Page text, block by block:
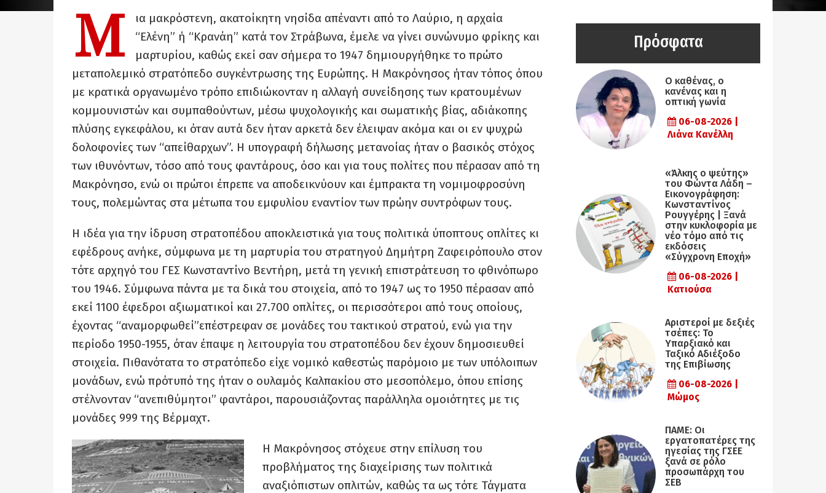
Μ
ια μακρόστενη, ακατοίκητη νησίδα απέναντι από το Λαύριο, η αρχαία
“Ελένη” ή “Κρανάη” κατά τον Στράβωνα, έμελε να γίνει συνώνυμο φρίκης και
μαρτυρίου, καθώς εκεί σαν σήμερα το 1947 δημιουργήθηκε το πρώτο
μεταπολεμικό στρατόπεδο συγκέντρωσης της Ευρώπης. Η Μακρόνησος ήταν τόπος όπου
με κρατικά οργανωμένο τρόπο επιδιώκονταν η αλλαγή συνείδησης των κρατουμένων
κομμουνιστών και συμπαθούντων, μέσω ψυχολογικής και σωματικής βίας, αδιάκοπης
πλύσης εγκεφάλου, κι όταν αυτά δεν ήταν αρκετά δεν έλειψαν ακόμα και οι εν ψυχρώ
δολοφονίες των “απείθαρχων”. Η υπογραφή δήλωσης μετανοίας ήταν ο βασικός στόχος
των ιθυνόντων, τόσο από τους φαντάρους, όσο και για τους πολίτες που πέρασαν από τη
Μακρόνησο, ενώ οι πρώτοι έπρεπε να αποδεικνύουν και έμπρακτα τη νομιμοφροσύνη
τους, πολεμώντας στα μέτωπα του εμφυλίου εναντίον των πρώην συντρόφων τους.
Η ιδέα για την ίδρυση στρατοπέδου αποκλειστικά για τους πολιτικά ύποπτους οπλίτες κι
εφέδρους ανήκε, σύμφωνα με τη μαρτυρία του στρατηγού Δημήτρη Ζαφειρόπουλο στον
τότε αρχηγό του ΓΕΣ Κωνσταντίνο Βεντήρη, μετά τη γενική επιστράτευση το φθινόπωρο
του 1946. Σύμφωνα πάντα με τα δικά του στοιχεία, από το 1947 ως το 1950 πέρασαν από
εκεί 1100 έφεδροι αξιωματικοί και 27.700 οπλίτες, οι περισσότεροι από τους οποίους,
έχοντας “αναμορφωθεί”επέστρεφαν σε μονάδες του τακτικού στρατού, ενώ για την
περίοδο 1950-1955, όταν έπαψε η λειτουργία του στρατοπέδου δεν έχουν δημοσιευθεί
στοιχεία. Πιθανότατα το στρατόπεδο είχε νομικό καθεστώς παρόμοιο με των υπόλοιπων
μονάδων, ενώ πρότυπό της ήταν ο ουλαμός Καλπακίου στο μεσοπόλεμο, όπου επίσης
στέλνονταν “ανεπιθύμητοι” φαντάροι, παρουσιάζοντας παράλληλα ομοιότητες με τις
μονάδες 999 της Βέρμαχτ.
Η Μακρόνησος στόχευε στην επίλυση του
προβλήματος της διαχείρισης των πολιτικά
αναξιόπιστων οπλιτών, καθώς τα ως τότε Τάγματα
Πρόσφατα
Ο καθένας, ο
κανένας και η
οπτική γωνία
06-08-2026 |
Λιάνα Κανέλλη
«Άλκης ο ψεύτης»
του Φώντα Λάδη –
Εικονογράφηση:
Κωνσταντίνος
Ρουγγέρης | Ξανά
στην κυκλοφορία με
νέο τόμο από τις
εκδόσεις
«Σύγχρονη Εποχή»
06-08-2026 |
Κατιούσα
Αριστεροί με δεξιές
τσέπες: Το
Υπαρξιακό και
Ταξικό Αδιέξοδο
της Επιβίωσης
06-08-2026 |
Μώμος
ΠΑΜΕ: Οι
εργατοπατέρες της
ηγεσίας της ΓΣΕΕ
ξανά σε ρόλο
προσωπάρχη του
ΣΕΒ